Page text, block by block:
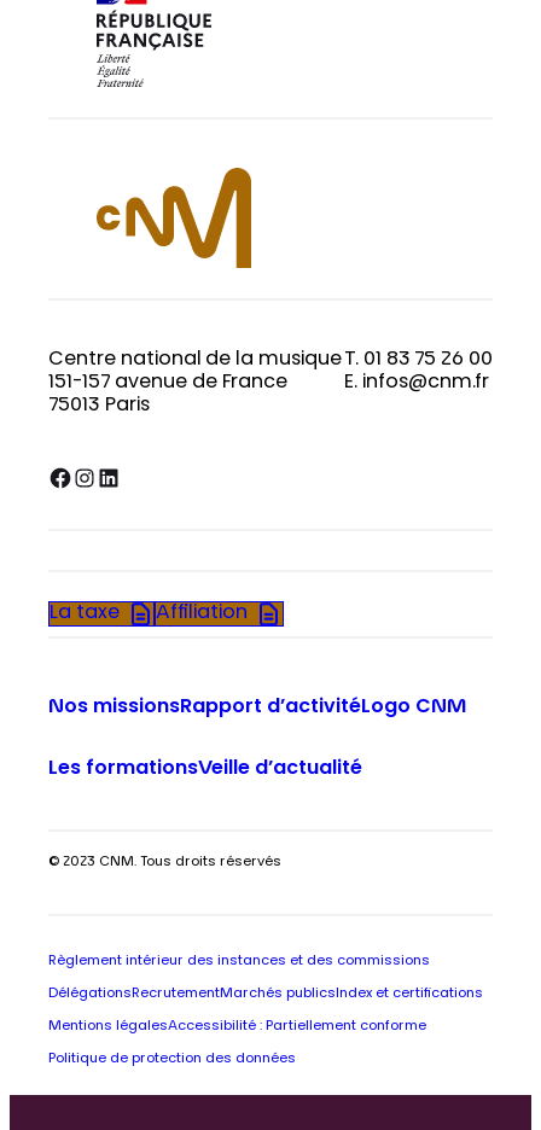
Centre national de la musique
151-157 avenue de France
75013 Paris
T. 01 83 75 26 00
E. infos@cnm.fr
Facebook InstagramLinkedIn
La taxe Affiliation
Nos missionsRapport d’activitéLogo CNM
Les formationsVeille d’actualité
© 2023 CNM. Tous droits réservés
Règlement intérieur des instances et des commissions
Délégations RecrutementMarchés publics Index et certifications
Mentions légalesAccessibilité : Partiellement conforme
Politique de protection des données